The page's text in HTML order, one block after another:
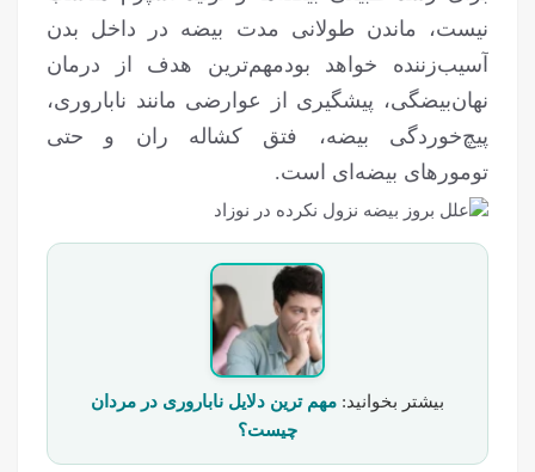
نیست، ماندن طولانی ‌مدت بیضه در داخل بدن
آسیب‌زننده خواهد بودمهم‌ترین هدف از درمان
نهان‌بیضگی، پیشگیری از عوارضی مانند ناباروری،
پیچ‌خوردگی بیضه، فتق کشاله ران و حتی
تومورهای بیضه‌ای است.
بیشتر بخوانید: مهم ترین دلایل ناباروری در مردان
چیست؟